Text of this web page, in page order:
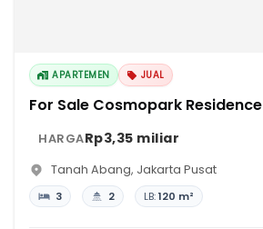
APARTEMEN JUAL
For Sale Cosmopark Residence
HARGARp3,35 miliar
Tanah Abang, Jakarta Pusat
3 2 LB:120 m²